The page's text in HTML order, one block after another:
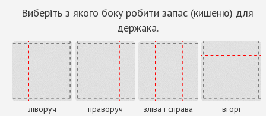
Виберіть з якого боку робити запас (кишеню) для
держака.
ліворуч праворуч зліва і справа вгорі